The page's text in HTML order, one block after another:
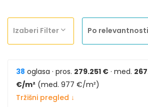
Izaberi Filter Po relevantnosti
38 oglasa · pros. 279.251 € · med.
€/m² (med. 977 €/m²)
Tržišni pregled ↓